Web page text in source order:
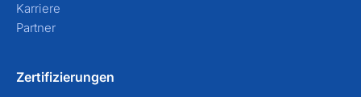
Karriere
Partner
Zertifizierungen